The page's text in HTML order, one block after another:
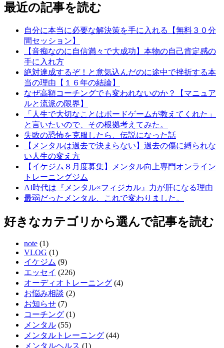
最近の記事を読む
自分に本当に必要な解決策を手に入れる【無料３０分
間セッション】
【音痴なのに自信満々で大成功】本物の自己肯定感の
手に入れ方
絶対達成するぞ！と意気込んだのに途中で挫折する本
当の理由【１６年の結論】
なぜ高額コーチングでも変われないのか？【マニュア
ルと流派の限界】
「人生で大切なことはボードゲームが教えてくれた」
と言いたいので、その根拠考えてみた。
失敗の恐怖を克服したら、伝説になった話
【メンタルは過去で決まらない】過去の傷に縛られな
い人生の変え方
【イケジム８月度募集】メンタル向上専門オンライン
トレーニングジム
AI時代は『メンタル×フィジカル』力が肝になる理由
最弱だったメンタル、これで変わりました。
好きなカテゴリから選んで記事を読む
note (1)
VLOG (1)
イケジム (9)
エッセイ (226)
オーディオトレーニング (4)
お悩み相談 (2)
お知らせ (7)
コーチング (1)
メンタル (55)
メンタルトレーニング (44)
メンタルヘルス (1)